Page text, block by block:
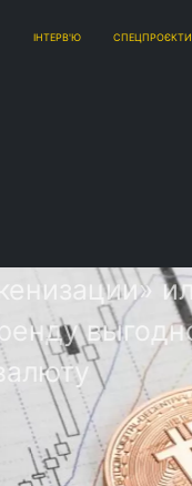
ІНТЕРВ'Ю СПЕЦПРОЄКТИ